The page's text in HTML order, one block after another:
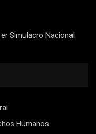
Simulacro Nacional
Humanos